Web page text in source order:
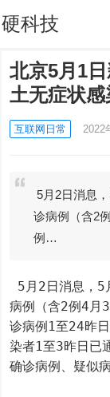
硬科技
北京5月1
土无症状感
互联网日常 2022
5月2日消息
诊病例（含2
例…
5月2日消息，5
病例（含2例4月
诊病例1至24昨
染者1至3昨日已
确诊病例、疑似